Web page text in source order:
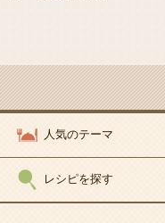
人気のテーマ
レシピを探す